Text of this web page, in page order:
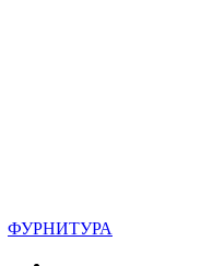
ФУРНИТУРА